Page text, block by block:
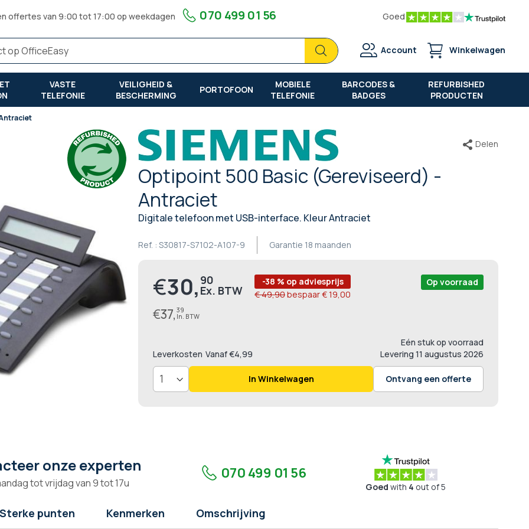
offertes van 9:00 tot 17:00 op weekdagen 070 499 01 56 Goed
Zoek
Zoek
Account Winkelwagen
VASTE
TELEFONIE
VEILIGHEID &
BESCHERMING
PORTOFOON
MOBIELE
TELEFONIE
BARCODES &
BADGES
REFURBISHED
PRODUCTEN
Optipoint 500 Basic (Gereviseerd) -
Antraciet
Digitale telefoon met USB-interface. Kleur Antraciet
Garantie 18 maanden
Ref. : S30817-S7102-A107-9
Delen
Prijs
€30, 90
€37, 39
-38 % op adviesprijs
€ 49,90bespaar€ 19,00
Eén stuk op voorraad
Op voorraad
Levering 11 augustus 2026
Leverkosten Vanaf €4,99
In Winkelwagen Ontvang een offerte
onze experten
tot vrijdag van 9 tot 17u
070 499 01 56
Goed with 4 out of 5
Sterke punten Kenmerken Omschrijving